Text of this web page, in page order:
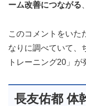
ーム改善につながる
このコメントをいた
なりに調べていて
トレーニング20」が
長友佑都 体